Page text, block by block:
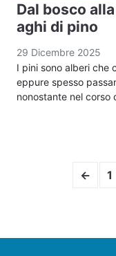
Dal bosco
aghi di pino
29 Dicembre 2025
I pini sono alberi che
eppure spesso
nonostante nel corso
← 1